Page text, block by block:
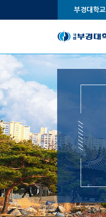
부경대학교
이선스
내사항
기 →